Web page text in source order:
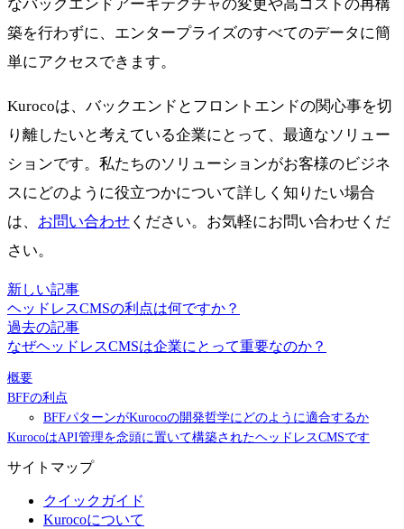
なバックエンドアーキテクチャの変更や高コストの再構
築を行わずに、エンタープライズのすべてのデータに簡
単にアクセスできます。
Kurocoは、バックエンドとフロントエンドの関心事を切
り離したいと考えている企業にとって、最適なソリュー
ションです。私たちのソリューションがお客様のビジネ
スにどのように役立つかについて詳しく知りたい場合
は、 お問い合わせ ください。お気軽にお問い合わせくだ
さい。
新しい記事
ヘッドレスCMSの利点は何ですか？
過去の記事
なぜヘッドレスCMSは企業にとって重要なのか？
概要
BFFの利点
BFFパターンがKurocoの開発哲学にどのように適合するか
KurocoはAPI管理を念頭に置いて構築されたヘッドレスCMSです
サイトマップ
クイックガイド
Kurocoについて